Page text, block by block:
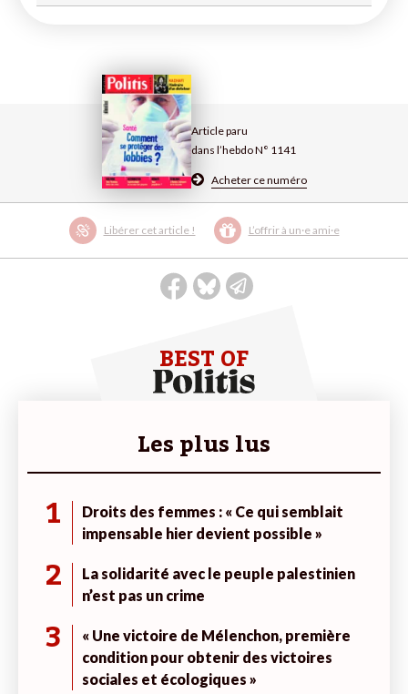
Article paru
dans l’hebdo N° 1141
Acheter ce numéro
Libérer cet article ! L’offrir à un·e ami·e
BEST OF
Les plus lus
1
Droits des femmes : « Ce qui semblait
impensable hier devient possible »
2
La solidarité avec le peuple palestinien
n’est pas un crime
3
« Une victoire de Mélenchon, première
condition pour obtenir des victoires
sociales et écologiques »